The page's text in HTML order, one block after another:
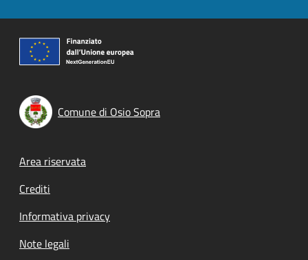
Comune di Osio Sopra
Footer menu
Area riservata
Crediti
Informativa privacy
Note legali